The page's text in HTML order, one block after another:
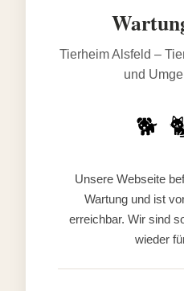
Tierheim Alsfeld –
und
🐕
Unsere Webseite
Wartung und ist
erreichbar. Wir sind
wieder